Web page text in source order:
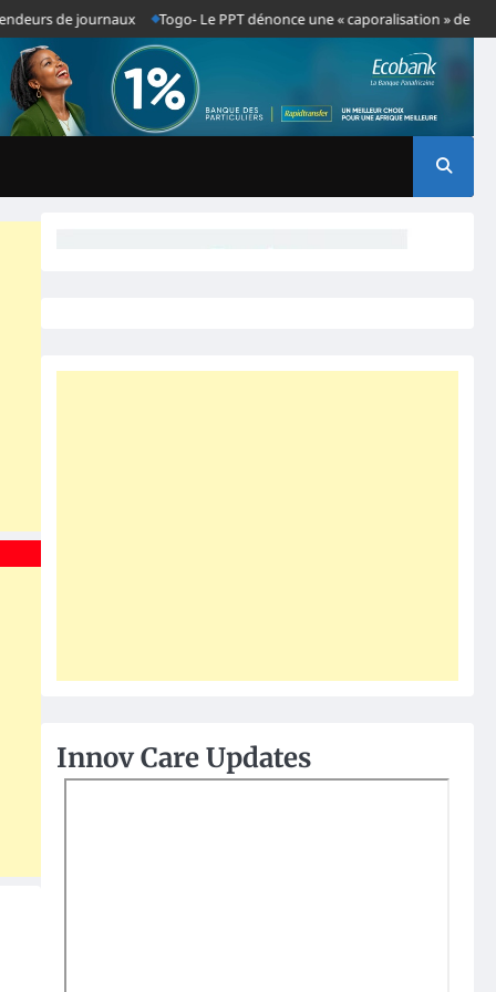
de journaux Togo- Le PPT dénonce une « caporalisation » de la
Innov Care Updates